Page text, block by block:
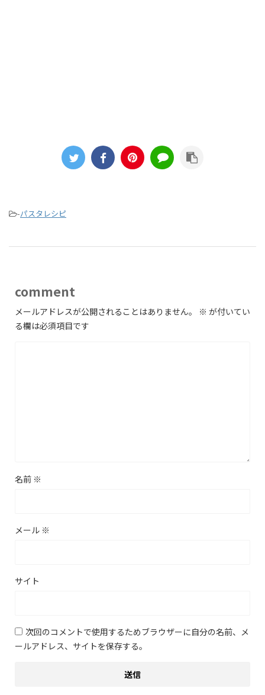
-パスタレシピ
comment
メールアドレスが公開されることはありません。 ※ が付いてい
る欄は必須項目です
名前 ※
メール ※
サイト
次回のコメントで使用するためブラウザーに自分の名前、メ
ールアドレス、サイトを保存する。